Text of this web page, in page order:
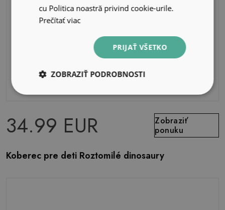
34.99 EUR
Zobraziť
ponuku
Koberec pre deti Roztomilé dinosaury
cu Politica noastră privind cookie-urile.
Prečítať viac
PRIJAŤ VŠETKO
ZOBRAZIŤ PODROBNOSTI